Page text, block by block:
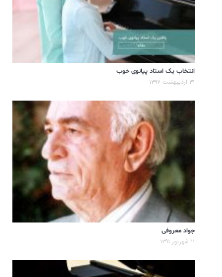
انتخاب یک استاد پیانوی خوب
۳۱ اردیبهشت ۱۳۹۷
جواد معروفی
۱۱ شهریور ۱۳۹۱